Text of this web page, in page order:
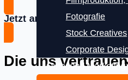
Fotografie
Stock Creatives
Corporate
Outbound Marketing
Jetzt anfragen
Die uns vertrauen